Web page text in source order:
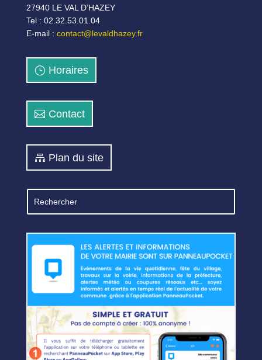
27940 LE VAL D’HAZEY
Tel : 02.32.53.01.04
E-mail : contact@levaldhazey.fr
Horaires
Contact
Plan du site